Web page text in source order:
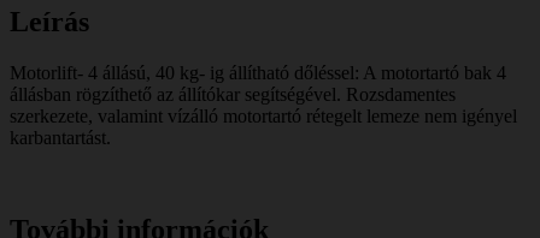
Leírás
Motorlift- 4 állású, 40 kg- ig állítható dőléssel: A motortartó bak 4
állásban rögzíthető az állítókar segítségével. Rozsdamentes
szerkezete, valamint vízálló motortartó rétegelt lemeze nem igényel
karbantartást.
További információk